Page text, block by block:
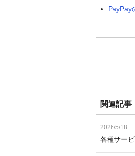
PayPay
関連記事
2026/5/18
各種サー